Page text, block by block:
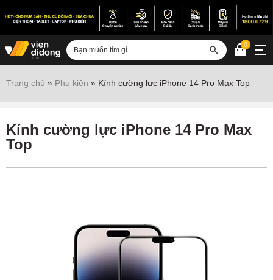
Sửa Android
Sửa Vertu
Sửa iPad
Sửa chữa thiết bị khác
0
Trang chủ » Phụ kiện » Kính cường lực iPhone 14 Pro Max Top
Kính cường lực iPhone 14 Pro Max
Top